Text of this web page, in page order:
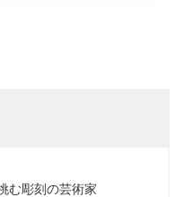
む彫刻の芸術家